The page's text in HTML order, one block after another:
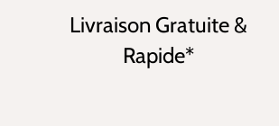
Livraison Gratuite &
Rapide*